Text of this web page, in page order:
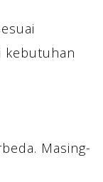
kebutuhan
Masing-